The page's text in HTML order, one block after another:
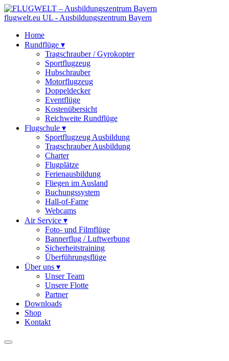
flugwelt.eu UL - Ausbildungszentrum Bayern
Home
Rundflüge ▾
Tragschrauber / Gyrokopter
Sportflugzeug
Hubschrauber
Motorflugzeug
Doppeldecker
Eventflüge
Kostenübersicht
Reichweite Rundflüge
Flugschule ▾
Sportflugzeug Ausbildung
Tragschrauber Ausbildung
Charter
Flugplätze
Ferienausbildung
Fliegen im Ausland
Buchungssystem
Hall-of-Fame
Webcams
Air Service ▾
Foto- und Filmflüge
Bannerflug / Luftwerbung
Sicherheitstraining
Überführungsflüge
Über uns ▾
Unser Team
Unsere Flotte
Partner
Downloads
Shop
Kontakt